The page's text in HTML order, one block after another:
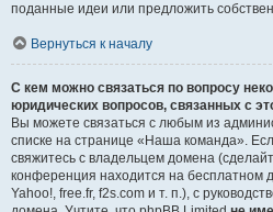
поданные идеи или предложить
Вернуться к началу
С кем можно связаться по вопросу
юридических вопросов, связанных с
Вы можете связаться с любым из
списке на странице «Наша команда».
свяжитесь с владельцем домена
конференция находится на бесплатном
Yahoo!, free.fr, f2s.com и т. п.), с